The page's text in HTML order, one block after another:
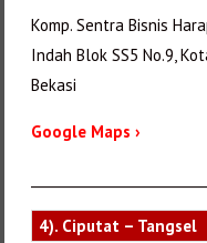
Komp. Sentra Bisnis
Indah Blok SS5 No.9,
Bekasi
Google Maps ›
4). Ciputat – Tangsel